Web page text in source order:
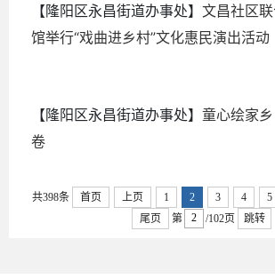
【隆阳区永昌街道办事处】 文昌社区
馆举行“戏曲进乡村”文化惠民演出活动
【隆阳区永昌街道办事处】 童心绘家
卷
共398条 首页 上页 1 2 3 4 5
尾页
第 /102页 跳转